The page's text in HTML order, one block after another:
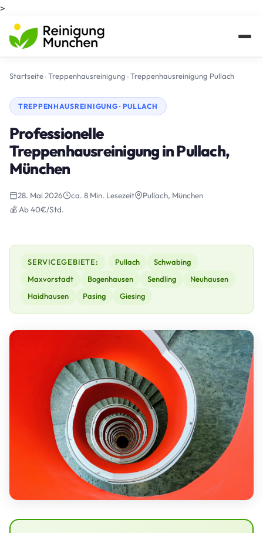
>
Startseite›Treppenhausreinigung ›Treppenhausreinigung Pullach
TREPPENHAUSREINIGUNG · PULLACH
Professionelle
Treppenhausreinigung in Pullach,
München
28. Mai 2026 ca. 8 Min. Lesezeit
Pullach, München
💰 Ab 40€/Std.
SERVICEGEBIETE: Pullach
Schwabing
Maxvorstadt
Bogenhausen Sendling
Neuhausen
Haidhausen
Pasing Giesing